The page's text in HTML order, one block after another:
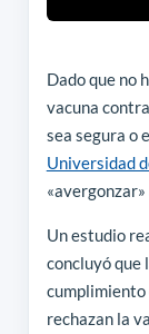
Dado que no
vacuna
sea segura o
Universidad
Un estudio
concluyó que
cumplimiento
rechazan la